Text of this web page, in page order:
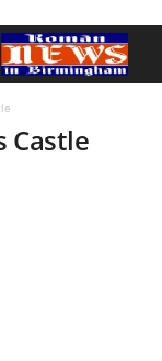
Castle